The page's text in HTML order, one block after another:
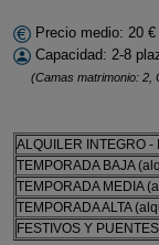
Precio medio: 20 €
Capacidad: 2-8
(Camas matrimonio: 2,
ALQUILER INTEGRO -
TEMPORADA BAJA
TEMPORADA MEDIA
TEMPORADA ALTA
FESTIVOS Y